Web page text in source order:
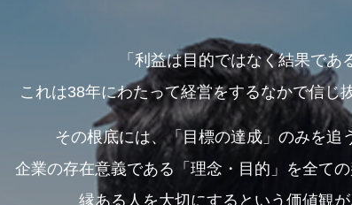
「利益は目的ではなく結果であ
これは38年にわたって経営をするなかで信じ抜
その根底には、「目標の達成」のみを追
企業の存在意義である「理念・目的」を全ての
縁ある人を大切にするという価値観が